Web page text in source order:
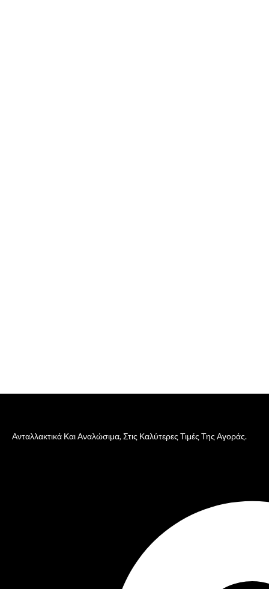
Ανταλλακτικά Και Αναλώσιμα, Στις Καλύτερες Τιμές Της Αγοράς.